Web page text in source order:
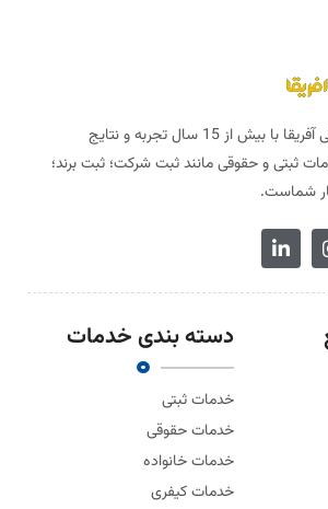
هلدینگ ثبتی و حقوقی آفریقا با بیش از 15 سال تجربه و نتایج
ثبتی و حقوقی مانند ثبت شرکت؛ ثبت برند؛
شماست.
دسته بندی خدمات
خدمات ثبتی
خدمات حقوقی
خدمات خانواده
خدمات کیفری